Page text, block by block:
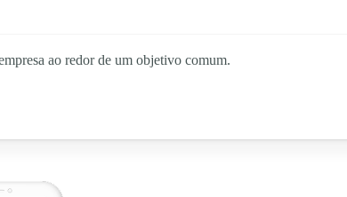
ao redor de um objetivo comum.